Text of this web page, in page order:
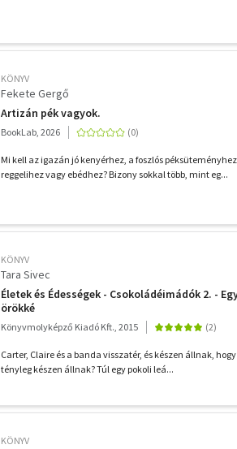
KÖNYV
Fekete Gergő
Artizán pék vagyok.
BookLab, 2026
Mi kell az igazán jó kenyérhez, a foszlós
reggelihez vagy ebédhez? Bizony sokkal több, mint eg...
KÖNYV
Tara Sivec
Életek és Édességek - Csokoládéimádók 2. -
örökké
Könyvmolyképző Kiadó Kft., 2015
Carter, Claire és a banda visszatér, és készen állnak,
tényleg készen állnak? Túl egy pokoli leá...
KÖNYV